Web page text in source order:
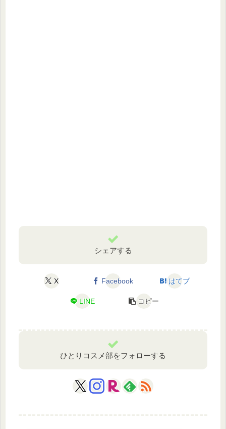
シェアする
X Facebook はてブ
LINE コピー
ひとりコスメ部をフォローする